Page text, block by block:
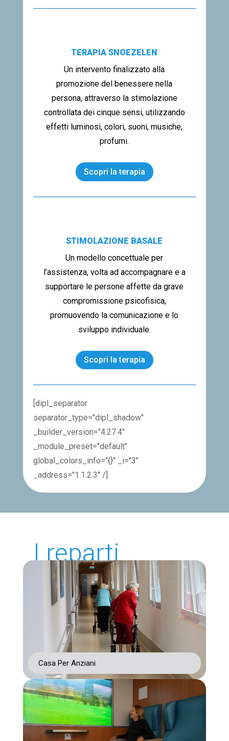
TERAPIA SNOEZELEN
Un intervento finalizzato alla
promozione del benessere nella
persona, attraverso la stimolazione
controllata dei cinque sensi, utilizzando
effetti luminosi, colori, suoni, musiche,
profumi.
Scopri la terapia
STIMOLAZIONE BASALE
Un modello concettuale per
l’assistenza, volta ad accompagnare e a
supportare le persone affette da grave
compromissione psicofisica,
promuovendo la comunicazione e lo
sviluppo individuale.
Scopri la terapia
[dipl_separator
separator_type="dipl_shadow"
_builder_version="4.27.4"
_module_preset="default"
global_colors_info="{}" _i="3"
_address="1.1.2.3" /]
I reparti
Casa Per Anziani